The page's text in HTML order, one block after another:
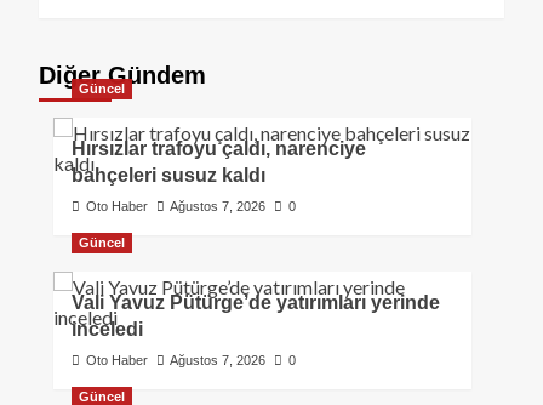
Diğer Gündem
Güncel
Hırsızlar trafoyu çaldı, narenciye
bahçeleri susuz kaldı
Oto Haber Ağustos 7, 2026 0
Güncel
Vali Yavuz Pütürge’de yatırımları yerinde
inceledi
Oto Haber Ağustos 7, 2026 0
Güncel